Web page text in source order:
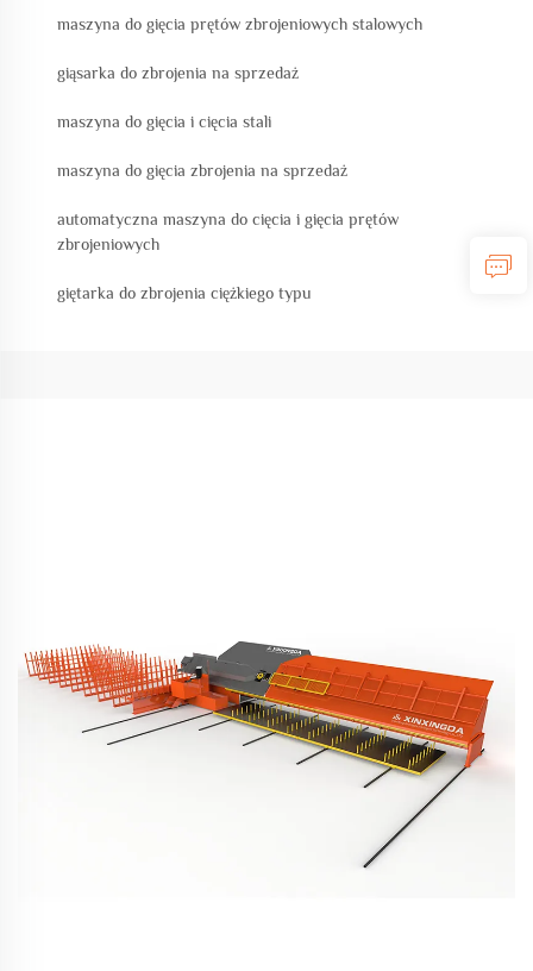
maszyna do gięcia prętów zbrojeniowych stalowych
giąsarka do zbrojenia na sprzedaż
maszyna do gięcia i cięcia stali
maszyna do gięcia zbrojenia na sprzedaż
automatyczna maszyna do cięcia i gięcia prętów
zbrojeniowych
giętarka do zbrojenia ciężkiego typu